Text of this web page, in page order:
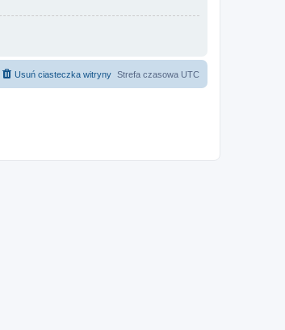
Strefa czasowa UTC
Usuń ciasteczka witryny